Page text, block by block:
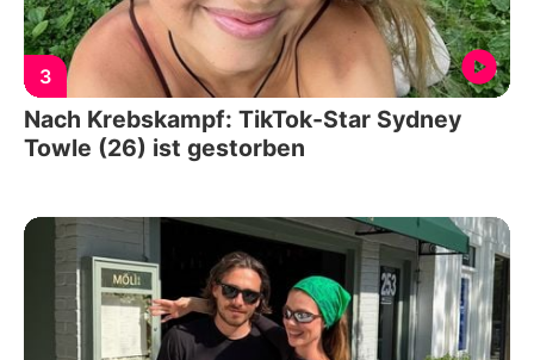
3
Nach Krebskampf: TikTok-Star Sydney
Towle (26) ist gestorben